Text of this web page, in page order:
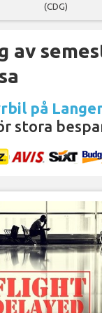
(CDG)
av
på
stora